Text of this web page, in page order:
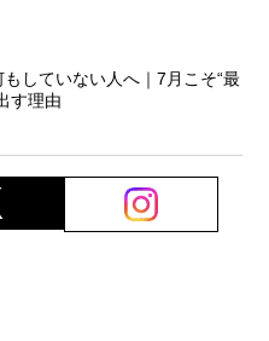
していない人へ｜7月こそ“最
す理由